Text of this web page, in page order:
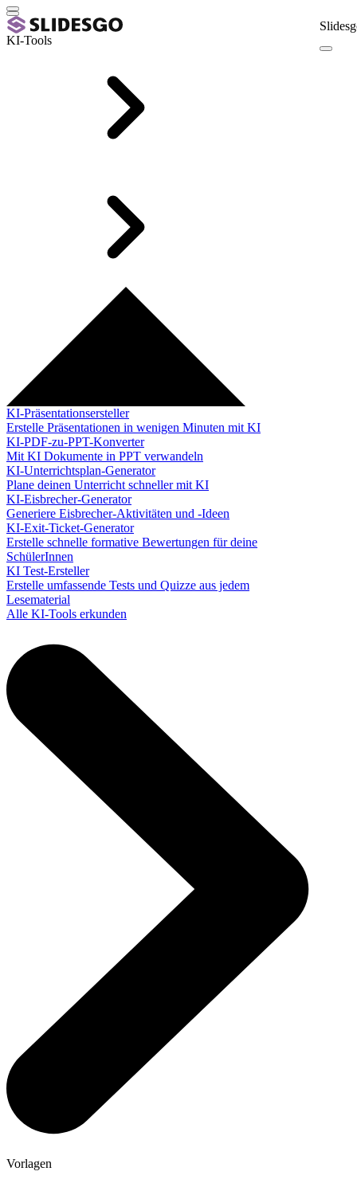
KI-Tools
KI-Präsentationsersteller
Erstelle Präsentationen in wenigen Minuten mit KI
KI-PDF-zu-PPT-Konverter
Mit KI Dokumente in PPT verwandeln
KI-Unterrichtsplan-Generator
Plane deinen Unterricht schneller mit KI
KI-Eisbrecher-Generator
Generiere Eisbrecher-Aktivitäten und -Ideen
KI-Exit-Ticket-Generator
Erstelle schnelle formative Bewertungen für deine
SchülerInnen
KI Test-Ersteller
Erstelle umfassende Tests und Quizze aus jedem
Lesematerial
Alle KI-Tools erkunden
Vorlagen